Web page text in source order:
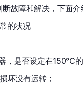
故障和解决，下面
的状况
，是否设定在150℃的
坏没有运转；